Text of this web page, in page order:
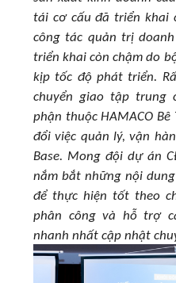
tái cơ cấu đã triển khai
công tác quản trị
triển khai còn chậm do
kịp tốc độ phát triển.
chuyển giao tập trung
phận thuộc HAMACO
đổi việc quản lý, vận
Base. Mong đội dự án
nắm bắt những nội
để thực hiện tốt theo
phân công và hỗ trợ
nhanh nhất cập nhật